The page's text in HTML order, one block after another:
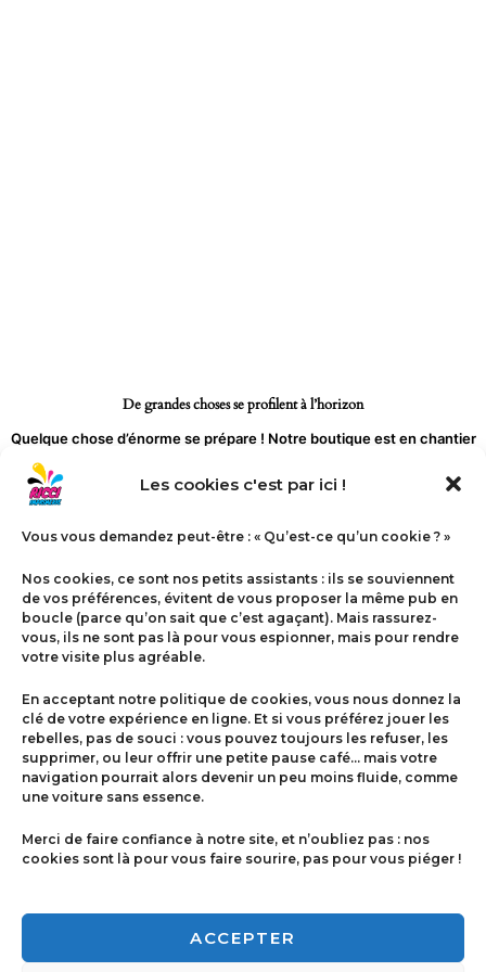
Les cookies c'est par ici !
Vous vous demandez peut-être : « Qu’est-ce qu’un cookie ? »
Nos cookies, ce sont nos petits assistants : ils se souviennent
de vos préférences, évitent de vous proposer la même pub en
boucle (parce qu’on sait que c’est agaçant). Mais rassurez-
vous, ils ne sont pas là pour vous espionner, mais pour rendre
votre visite plus agréable.
En acceptant notre politique de cookies, vous nous donnez la
clé de votre expérience en ligne. Et si vous préférez jouer les
rebelles, pas de souci : vous pouvez toujours les refuser, les
supprimer, ou leur offrir une petite pause café… mais votre
navigation pourrait alors devenir un peu moins fluide, comme
une voiture sans essence.
Merci de faire confiance à notre site, et n’oubliez pas : nos
cookies sont là pour vous faire sourire, pas pour vous piéger !
ACCEPTER
De grandes choses se profilent à l’horizon
Quelque chose d’énorme se prépare ! Notre boutique est en chantier
Contact
Politique de cookies